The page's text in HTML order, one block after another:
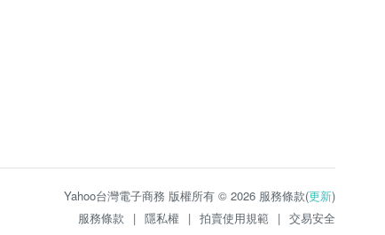
Yahoo台灣電子商務 版權所有 © 2026 服務條款(更新)
服務條款
| 隱私權 | 拍賣使用規範 | 交易安全